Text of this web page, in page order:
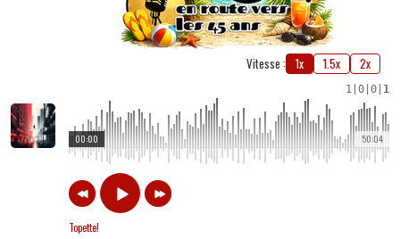
Vitesse : 1x 1.5x 2x
1 0 0 1
50:04
00:00
Topette!